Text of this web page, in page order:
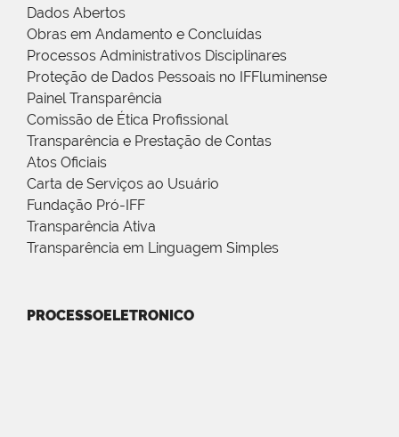
Dados Abertos
Obras em Andamento e Concluídas
Processos Administrativos Disciplinares
Proteção de Dados Pessoais no IFFluminense
Painel Transparência
Comissão de Ética Profissional
Transparência e Prestação de Contas
Atos Oficiais
Carta de Serviços ao Usuário
Fundação Pró-IFF
Transparência Ativa
Transparência em Linguagem Simples
PROCESSOELETRONICO